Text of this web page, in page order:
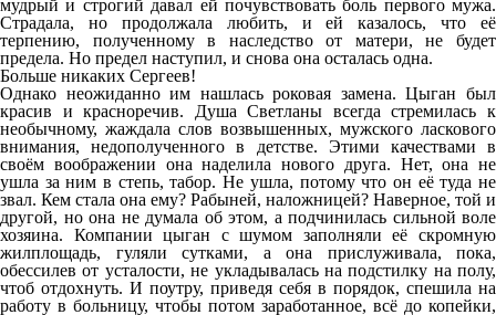
мудрый и строгий давал ей почувствовать боль первого мужа.
Страдала, но продолжала любить, и ей казалось, что её
терпению, полученному в наследство от матери, не будет
предела. Но предел наступил, и снова она осталась одна.
Больше никаких Сергеев!
Однако неожиданно им нашлась роковая замена. Цыган был
красив и красноречив. Душа Светланы всегда стремилась к
необычному, жаждала слов возвышенных, мужского ласкового
внимания, недополученного в детстве. Этими качествами в
своём воображении она наделила нового друга. Нет, она не
ушла за ним в степь, табор. Не ушла, потому что он её туда не
звал. Кем стала она ему? Рабыней, наложницей? Наверное, той и
другой, но она не думала об этом, а подчинилась сильной воле
хозяина. Компании цыган с шумом заполняли её скромную
жилплощадь, гуляли сутками, а она прислуживала, пока,
обессилев от усталости, не укладывалась на подстилку на полу,
чтоб отдохнуть. И поутру, приведя себя в порядок, спешила на
работу в больницу, чтобы потом заработанное, всё до копейки,